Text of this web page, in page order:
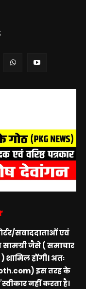
सवाददाताओं एवं
सामग्री जैसे ( समाचार
शामिल होंगी। अतः
इस तरह के
नहीं करता है।